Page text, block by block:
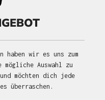
haben wir es uns zum
Auswahl zu
möchten dich jede
überraschen.